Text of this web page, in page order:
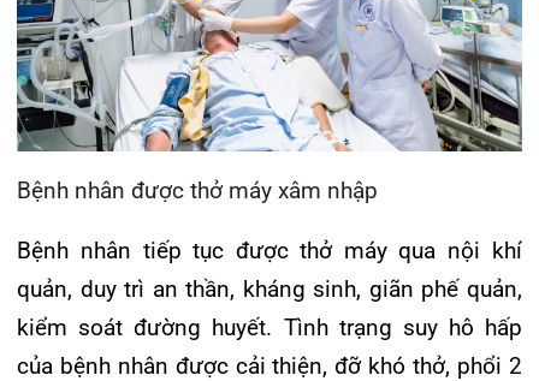
trượt màng phổi (P), có dấu hiệu Barcode (dấu
hiệu đặc trưng của tràn khí màng phổi) , chụp
xquang ngực phát hiện tràn khí màng phổi phải.
30 l/p, SpO2 91%, kíp bác sĩ tiến hành mở màng
đỡ khó thở nhiều, TST 20 l/p, SpO2 95%.